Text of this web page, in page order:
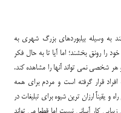
به وسیله بیلبوردهای بزرگ شهری به
را رونق بخشند؛ اما آیا تا به حال فکر
شخصی نمی تواند آنها را مشاهده کند.
قرار گرفته است و مردم برای همه
یقیناً ارزان ترین شیوه برای تبلیغات در